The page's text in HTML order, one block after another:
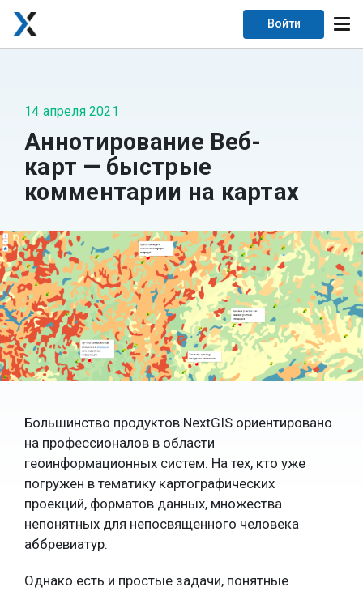
Войти
14 апреля 2021
Аннотирование Веб-
карт — быстрые
комментарии на картах
Большинство продуктов NextGIS ориентировано
на профессионалов в области
геоинформационных систем. На тех, кто уже
погружен в тематику картографических
проекций, форматов данных, множества
непонятных для непосвященного человека
аббревиатур.
Однако есть и простые задачи, понятные